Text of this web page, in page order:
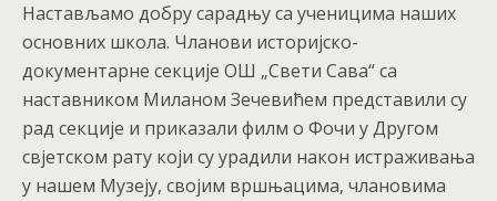
Настављамо добру сарадњу са ученицима наших
основних школа. Чланови историјско-
документарне секције ОШ „Свети Сава“ са
наставником Миланом Зечевићем представили су
рад секције и приказали филм о Фочи у Другом
свјетском рату који су урадили након истраживања
у нашем Музеју, својим вршњацима, члановима